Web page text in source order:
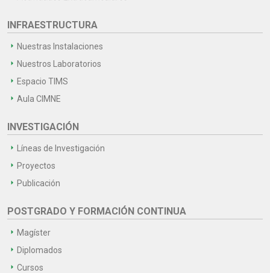
INFRAESTRUCTURA
Nuestras Instalaciones
Nuestros Laboratorios
Espacio TIMS
Aula CIMNE
INVESTIGACIÓN
Líneas de Investigación
Proyectos
Publicación
POSTGRADO Y FORMACIÓN CONTINUA
Magíster
Diplomados
Cursos